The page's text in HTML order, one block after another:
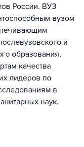
России. ВУЗ
вузом
и
образования,
качества
лидеров по
в
наук.